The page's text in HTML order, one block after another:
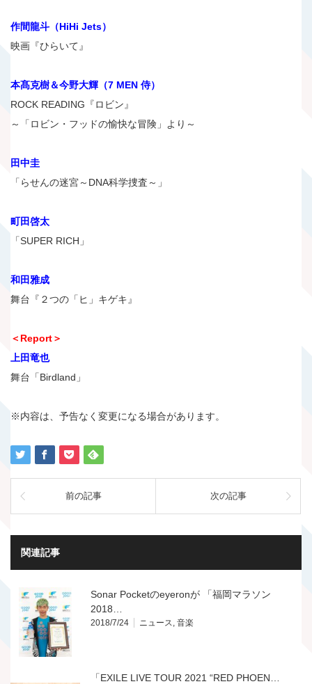
作間龍斗（HiHi Jets）
映画『ひらいて』
本髙克樹＆今野大輝（7 MEN 侍）
ROCK READING『ロビン』
～「ロビン・フッドの愉快な冒険」より～
田中圭
「らせんの迷宮～DNA科学捜査～」
町田啓太
「SUPER RICH」
和田雅成
舞台『２つの「ヒ」キゲキ』
＜Report＞
上田竜也
舞台「Birdland」
※内容は、予告なく変更になる場合があります。
前の記事 次の記事
関連記事
Sonar Pocketのeyeronが 「福岡マラソン
2018…
2018/7/24 ニュース, 音楽
「EXILE LIVE TOUR 2021 “RED PHOEN…